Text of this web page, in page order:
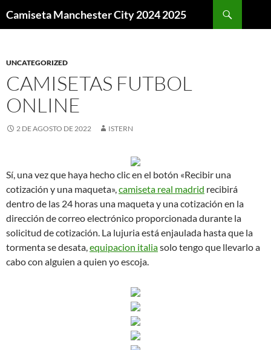
Camiseta Manchester City 2024 2025
UNCATEGORIZED
CAMISETAS FUTBOL
ONLINE
2 DE AGOSTO DE 2022 ISTERN
Sí, una vez que haya hecho clic en el botón «Recibir una
cotización y una maqueta»,camiseta real madrid recibirá
dentro de las 24 horas una maqueta y una cotización en la
dirección de correo electrónico proporcionada durante la
solicitud de cotización. La lujuria está enjaulada hasta que la
tormenta se desata,equipacion italiasolo tengo que llevarlo a
cabo con alguien a quien yo escoja.